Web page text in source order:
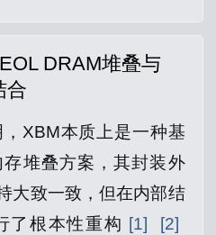
DRAM堆叠与
合
XBM本质上是一种基
堆叠方案，其封装外
大致一致，但在内部结
了根本性重构 [1]
[2]